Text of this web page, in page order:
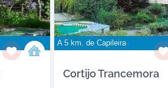
A 5 km. de Capileira
Cortijo Trancemora